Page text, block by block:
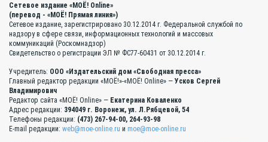
Сетевое издание «МОЁ! Online»
(перевод - «МОЁ! Прямая линия»)
Сетевое издание, зарегистрировано 30.12.2014 г. Федеральной службой по
надзору в сфере связи, информационных технологий и массовых
коммуникаций (Роскомнадзор)
Свидетельство о регистрации ЭЛ № ФС77-60431 от 30.12.2014 г.
Учредитель: ООО «Издательский дом «Свободная пресса»
Главный редактор редакции «МОЁ!»-«МОЁ! Online» — Усков Сергей
Владимирович
Редактор сайта «МОЁ! Online» — Екатерина Коваленко
Адрес редакции: 394049 г. Воронеж, ул. Л.Рябцевой, 54
Телефоны редакции: (473) 267-94-00, 264-93-98
E-mail редакции: web@moe-online.ru и moe@moe-online.ru